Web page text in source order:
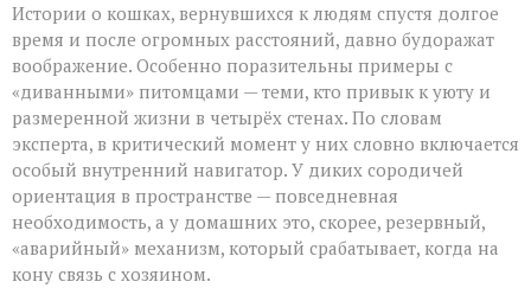
Истории о кошках, вернувшихся к людям спустя долгое
время и после огромных расстояний, давно будоражат
воображение. Особенно поразительны примеры с
«диванными» питомцами — теми, кто привык к уюту и
размеренной жизни в четырёх стенах. По словам
эксперта, в критический момент у них словно включается
особый внутренний навигатор. У диких сородичей
ориентация в пространстве — повседневная
необходимость, а у домашних это, скорее, резервный,
«аварийный» механизм, который срабатывает, когда на
кону связь с хозяином.